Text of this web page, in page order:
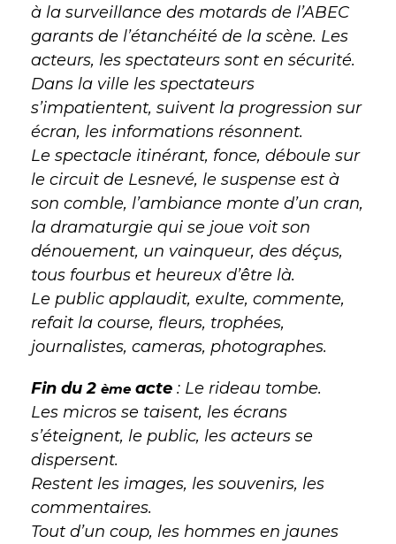
à la surveillance des motards de l’ABEC
garants de l’étanchéité de la scène. Les
acteurs, les spectateurs sont en sécurité.
Dans la ville les spectateurs
s’impatientent, suivent la progression sur
écran, les informations résonnent.
Le spectacle itinérant, fonce, déboule sur
le circuit de Lesnevé, le suspense est à
son comble, l’ambiance monte d’un cran,
la dramaturgie qui se joue voit son
dénouement, un vainqueur, des déçus,
tous fourbus et heureux d’être là.
Le public applaudit, exulte, commente,
refait la course, fleurs, trophées,
journalistes, cameras, photographes.
Fin du 2 ème acte : Le rideau tombe.
Les micros se taisent, les écrans
s’éteignent, le public, les acteurs se
dispersent.
Restent les images, les souvenirs, les
commentaires.
Tout d’un coup, les hommes en jaunes